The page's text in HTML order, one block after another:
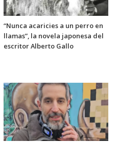
“Nunca acaricies a un perro en
llamas”, la novela japonesa del
escritor Alberto Gallo